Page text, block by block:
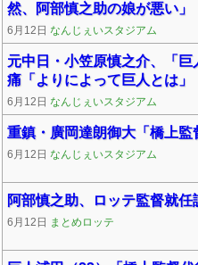
然、阿部慎之助の娘が悪い」
6月12日 なんじぇいスタジアム
元中日・小笠原慎之介、「
痛「よりによって巨人とは」
6月12日 なんじぇいスタジアム
重鎮・廣岡達朗御大「橋上監
6月12日 なんじぇいスタジアム
阿部慎之助、ロッテ監督就任
6月12日 まとめロッテ